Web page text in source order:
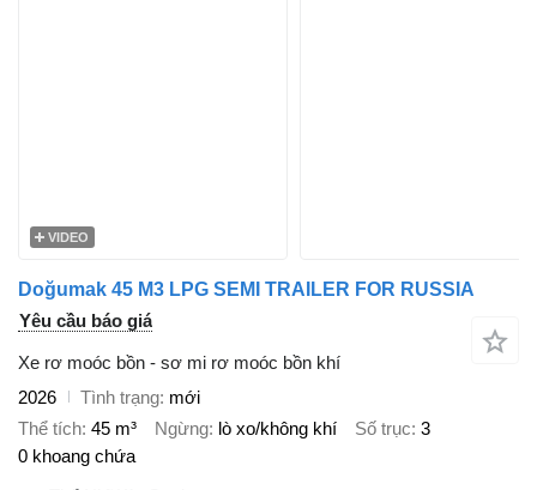
VIDEO
Doğumak 45 M3 LPG SEMI TRAILER FOR RUSSIA
Yêu cầu báo giá
Xe rơ moóc bồn - sơ mi rơ moóc bồn khí
2026
Tình trạng mới
Thể tích 45 m³ Ngừng lò xo/không khí Số trục 3
0 khoang chứa